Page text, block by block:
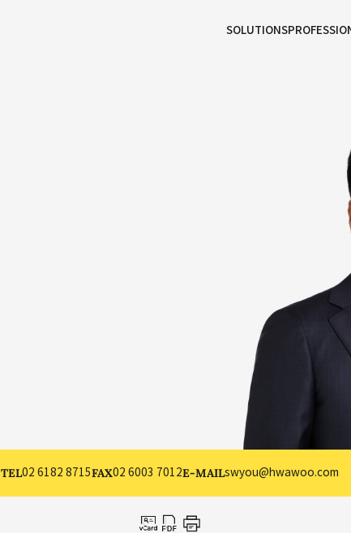
SOLUTIONS
TEL02 6182 8715FAX02 6003 7012E-MAILswyou@hwawoo.com